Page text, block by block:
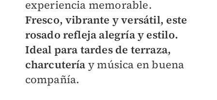
experiencia memorable.
Fresco, vibrante y versátil, este
rosado refleja alegría y estilo.
Ideal para tardes de terraza,
charcutería y música en buena
compañía.